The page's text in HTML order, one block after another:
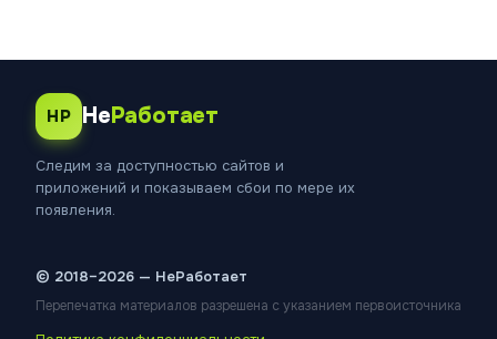
НР НеРаботает
Следим за доступностью сайтов и
приложений и показываем сбои по мере их
появления.
© 2018–2026 — НеРаботает
Перепечатка материалов разрешена с указанием первоисточника